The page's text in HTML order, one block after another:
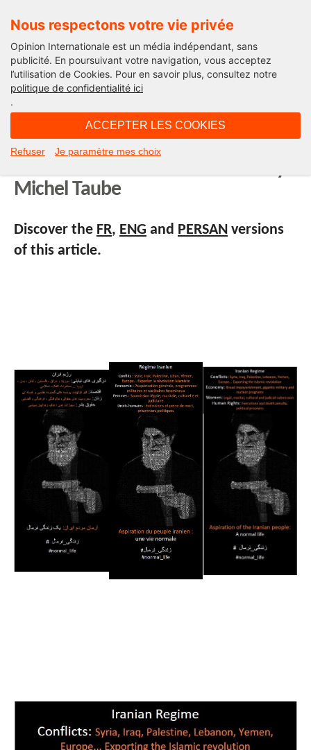
Nous respectons votre vie privée
Opinion Internationale est un média indépendant, sans
publicité. En poursuivant votre navigation, vous acceptez
l’utilisation de Cookies. Pour en savoir plus, consultez notre
politique de confidentialité ici
.
ACCEPTER LES COOKIES
Refuser Je paramètre mes choix
Iran
Designation of the President in
Michel Taube
Discover the FR, ENG and PERSAN versions
of this article.